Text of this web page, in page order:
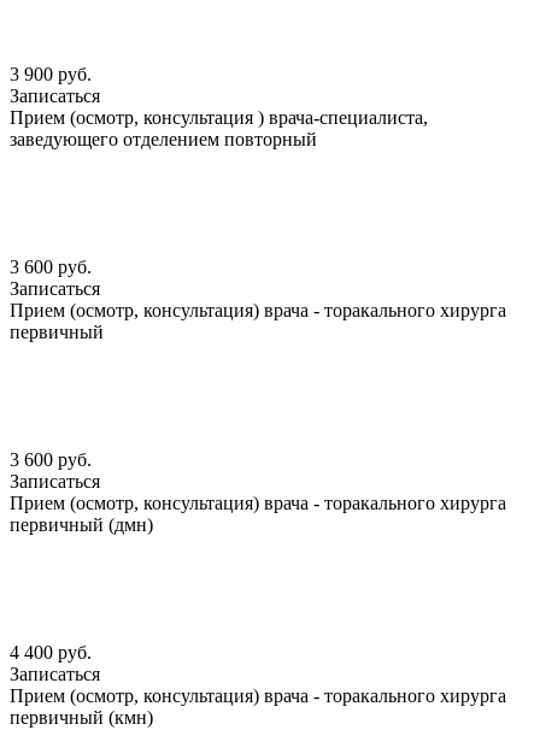
3 900 руб.
Записаться
Прием (осмотр, консультация ) врача-специалиста,
заведующего отделением повторный
3 600 руб.
Записаться
Прием (осмотр, консультация) врача - торакального хирурга
первичный
3 600 руб.
Записаться
Прием (осмотр, консультация) врача - торакального хирурга
первичный (дмн)
4 400 руб.
Записаться
Прием (осмотр, консультация) врача - торакального хирурга
первичный (кмн)